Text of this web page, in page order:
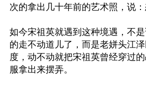
次的拿出几十年前的艺术照，说
如今宋祖英就遇到这种境遇，不
的走不动道儿了，而是老姘头江
度，动不动就把宋祖英曾经穿过
服拿出来摆弄。